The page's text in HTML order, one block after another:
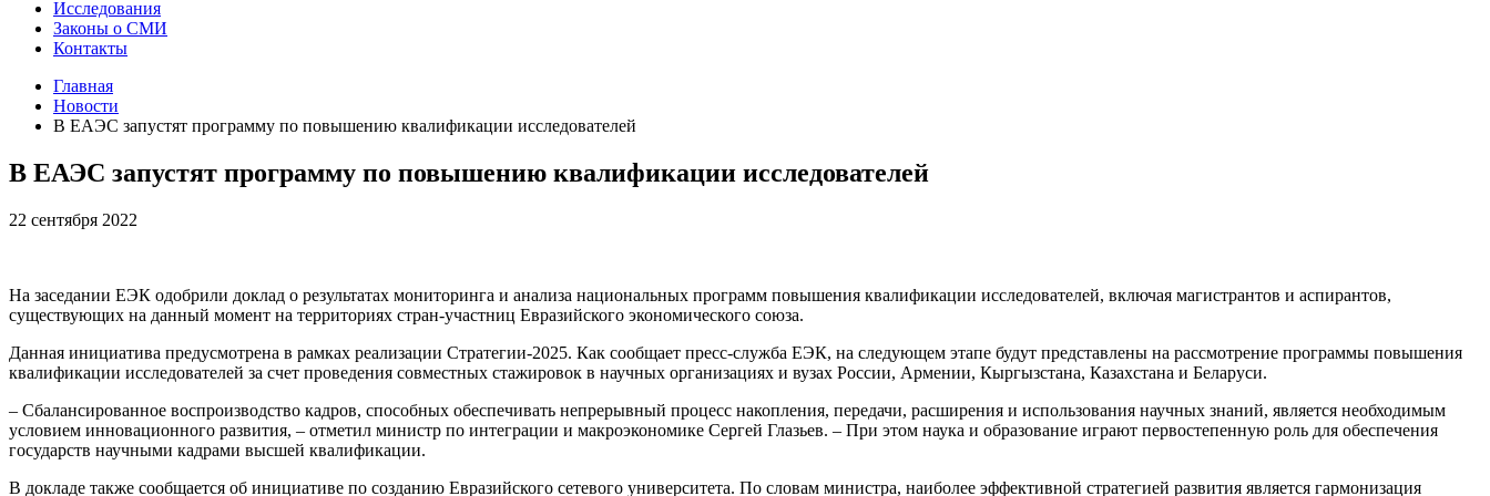
Исследования
Законы о СМИ
Контакты
Главная
Новости
В ЕАЭС запустят программу по повышению квалификации исследователей
В ЕАЭС запустят программу по повышению квалификации исследователей
22 сентября 2022
На заседании ЕЭК одобрили доклад о результатах мониторинга и анализа национальных программ повышения квалификации исследователей, включая магистрантов и аспирантов,
существующих на данный момент на территориях стран-участниц Евразийского экономического союза.
Данная инициатива предусмотрена в рамках реализации Стратегии-2025. Как сообщает пресс-служба ЕЭК, на следующем этапе будут представлены на рассмотрение программы повышения
квалификации исследователей за счет проведения совместных стажировок в научных организациях и вузах России, Армении, Кыргызстана, Казахстана и Беларуси.
– Сбалансированное воспроизводство кадров, способных обеспечивать непрерывный процесс накопления, передачи, расширения и использования научных знаний, является необходимым
условием инновационного развития, – отметил министр по интеграции и макроэкономике Сергей Глазьев. – При этом наука и образование играют первостепенную роль для обеспечения
государств научными кадрами высшей квалификации.
В докладе также сообщается об инициативе по созданию Евразийского сетевого университета. По словам министра, наиболее эффективной стратегией развития является гармонизация